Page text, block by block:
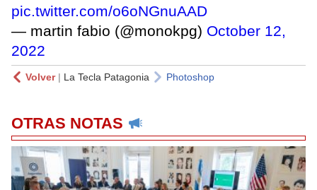
pic.twitter.com/o6oNGnuAAD
— martin fabio (@monokpg) October 12,
2022
Volver| La Tecla Patagonia Photoshop
OTRAS NOTAS